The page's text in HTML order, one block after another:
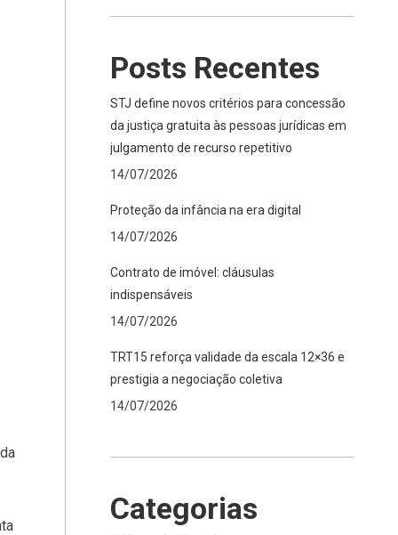
Posts Recentes
STJ define novos critérios para concessão
da justiça gratuita às pessoas jurídicas em
julgamento de recurso repetitivo
14/07/2026
Proteção da infância na era digital
14/07/2026
Contrato de imóvel: cláusulas
indispensáveis
14/07/2026
TRT15 reforça validade da escala 12×36 e
prestigia a negociação coletiva
14/07/2026
Categorias